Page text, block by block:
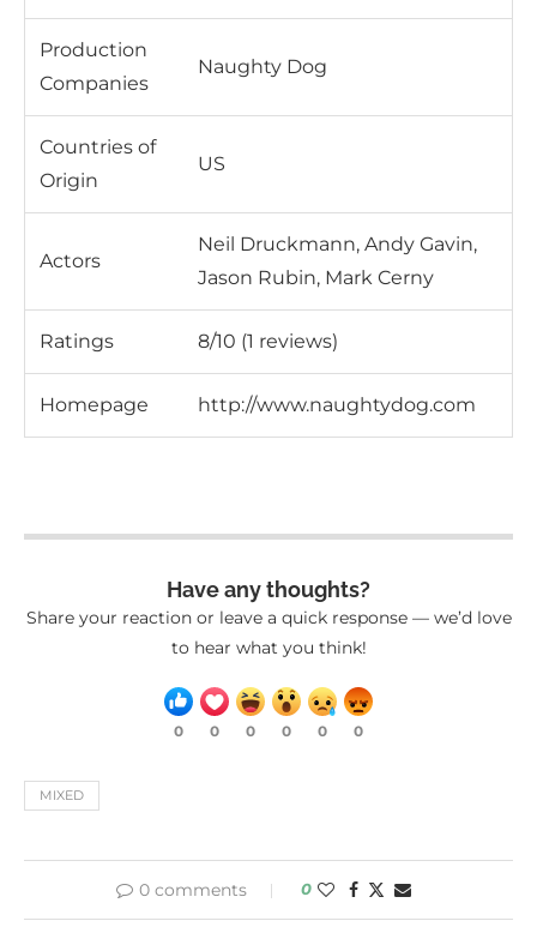
Production
Companies
Naughty Dog
Countries of
Origin
US
Actors
Neil Druckmann, Andy Gavin,
Jason Rubin, Mark Cerny
Ratings 8/10 (1 reviews)
Homepage http://www.naughtydog.com
Have any thoughts?
Share your reaction or leave a quick response — we’d love
to hear what you think!
0 0 0 0 0 0
MIXED
0 comments 0